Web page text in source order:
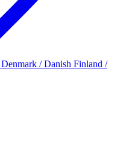
Denmark / Danish Finland /